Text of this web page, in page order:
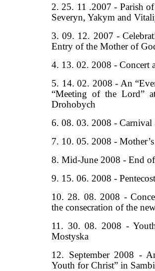
2. 25. 11 .2007 - Parish
Severyn, Yakym and
3. 09. 12. 2007 -
Entry of the Mother of
4. 13. 02. 2008 - Concert
5. 14. 02. 2008 - An
“Meeting of the Lord”
Drohobych
6. 08. 03. 2008 - Carnival
7. 10. 05. 2008 -
8. Mid-June 2008 - End
9. 15. 06. 2008 -
10. 28. 08. 2008 -
the consecration of the
11. 30. 08. 2008 -
Mostyska
12. September 2008 -
Youth for Christ” in